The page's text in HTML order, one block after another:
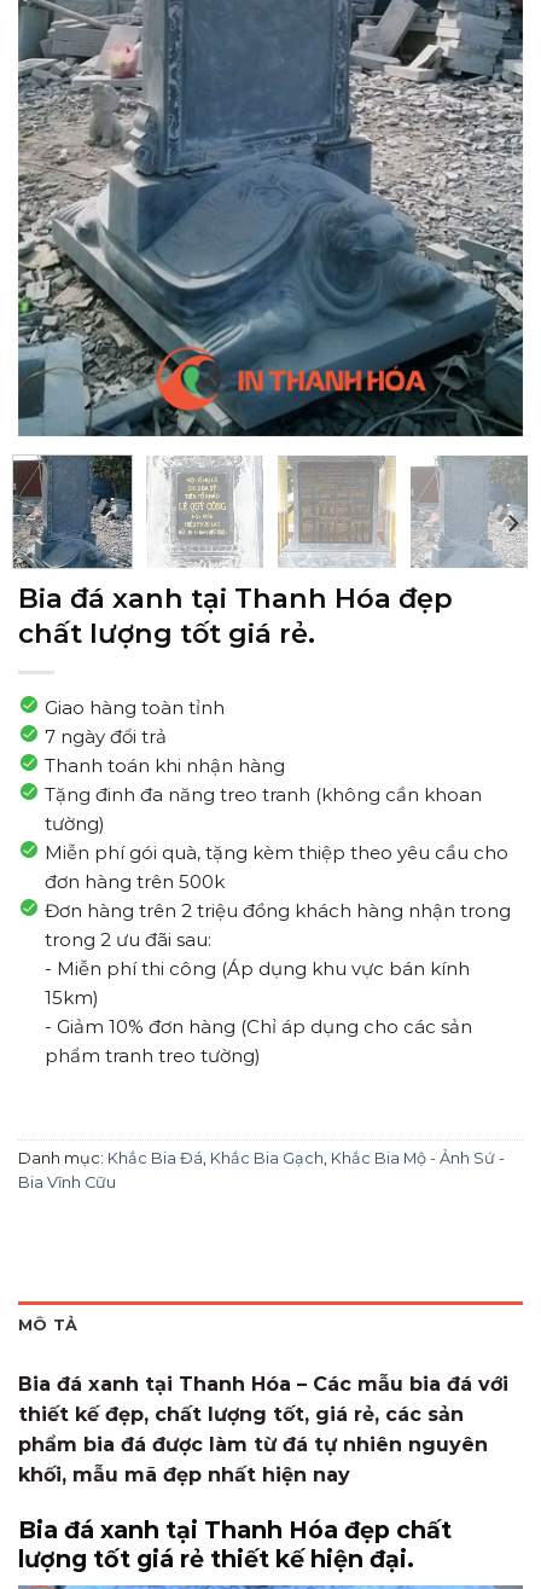
Bia đá xanh tại Thanh Hóa đẹp
chất lượng tốt giá rẻ.
Giao hàng toàn tỉnh
7 ngày đổi trả
Thanh toán khi nhận hàng
Tặng đinh đa năng treo tranh (không cần khoan
tường)
Miễn phí gói quà, tặng kèm thiệp theo yêu cầu cho
đơn hàng trên 500k
Đơn hàng trên 2 triệu đồng khách hàng nhận trong
trong 2 ưu đãi sau:
- Miễn phí thi công (Áp dụng khu vực bán kính
15km)
- Giảm 10% đơn hàng (Chỉ áp dụng cho các sản
phẩm tranh treo tường)
Danh mục: Khắc Bia Đá, Khắc Bia Gạch, Khắc Bia Mộ - Ảnh Sứ -
Bia Vĩnh Cữu
MÔ TẢ
Bia đá xanh tại Thanh Hóa – Các mẫu bia đá với
thiết kế đẹp, chất lượng tốt, giá rẻ, các sản
phẩm bia đá được làm từ đá tự nhiên nguyên
khối, mẫu mã đẹp nhất hiện nay
Bia đá xanh tại Thanh Hóa đẹp chất
lượng tốt giá rẻ thiết kế hiện đại.